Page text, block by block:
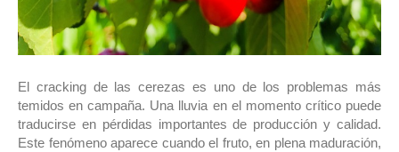
El cracking de las cerezas es uno de los problemas más
temidos en campaña. Una lluvia en el momento crítico puede
traducirse en pérdidas importantes de producción y calidad.
Este fenómeno aparece cuando el fruto, en plena maduración,